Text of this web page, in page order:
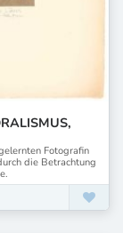
Fotografin
die Betrachtung